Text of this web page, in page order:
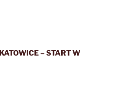
– START W